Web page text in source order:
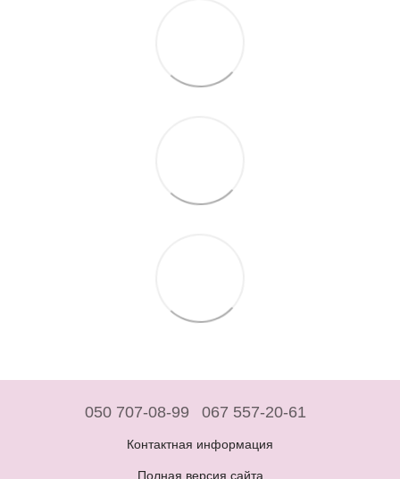
050 707-08-99 067 557-20-61
Контактная информация
Полная версия сайта